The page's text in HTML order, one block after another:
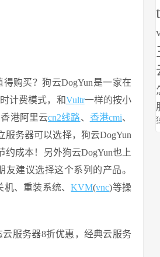
购买？狗云DogYun是一家在
计费模式，和Vultr一样的按小
港阿里云cn2线路、 香港cmi、
服务器可以选择，狗云DogYun
成本！另外狗云DogYun也上
建议选择这个系列的产品。
机、重装系统、KVM(vnc)等操
服务器8折优惠，经典云服务